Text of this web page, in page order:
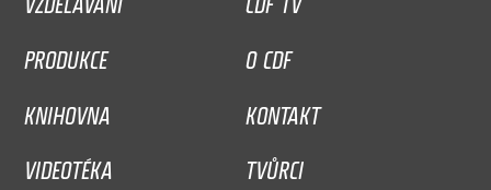
PRODUKCE
O CDF
KNIHOVNA
KONTAKT
VIDEOTÉKA
TVŮRCI